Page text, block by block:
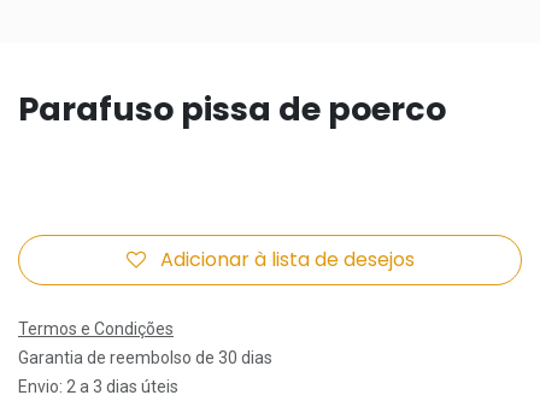
Parafuso pissa de poerco
Adicionar à lista de desejos
Termos e Condições
Garantia de reembolso de 30 dias
Envio: 2 a 3 dias úteis